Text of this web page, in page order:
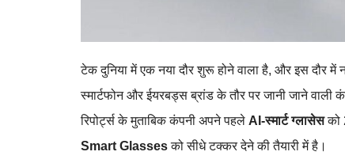
टेक दुनिया में एक नया दौर शुरू होने वाला है, और इस दौर
स्मार्टफोन और ईयरबड्स ब्रांड के तौर पर जानी जाने वाली
रिपोर्ट्स के मुताबिक कंपनी अपने पहले AI‑स्मार्ट ग्लासेसको
Smart Glassesको सीधे टक्कर देने की तैयारी में है।